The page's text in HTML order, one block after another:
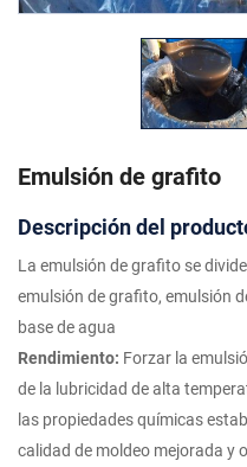
Emulsión de grafito
Descripción del
La emulsión de grafito se
emulsión de grafito, emulsión
base de agua
Rendimiento: Forzar la
de la lubricidad de alta
las propiedades químicas
calidad de moldeo mejorada y